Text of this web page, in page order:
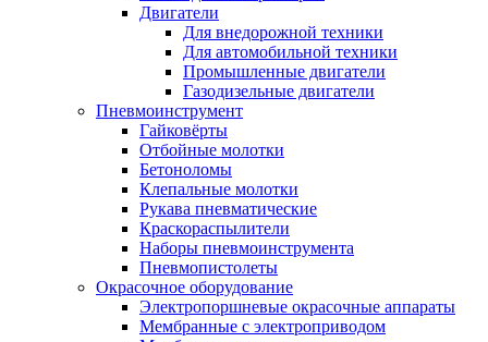
Двигатели
Для внедорожной техники
Для автомобильной техники
Промышленные двигатели
Газодизельные двигатели
Пневмоинструмент
Гайковёрты
Отбойные молотки
Бетоноломы
Клепальные молотки
Рукава пневматические
Краскораспылители
Наборы пневмоинструмента
Пневмопистолеты
Окрасочное оборудование
Электропоршневые окрасочные аппараты
Мембранные с электроприводом